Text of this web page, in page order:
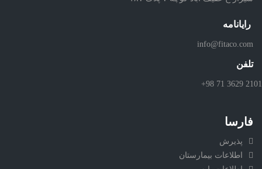
رایانامه
info@fitaco.com
تلفن
+98 71 3629 2101
فارسا
پذیرش
اطلاعات بیمارستان